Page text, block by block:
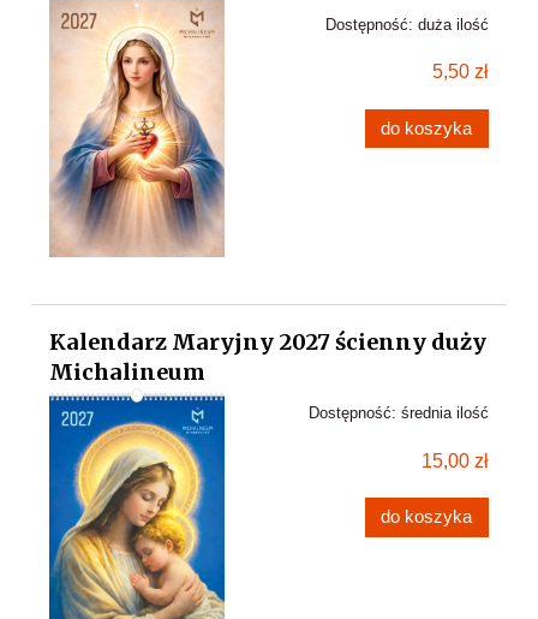
Dostępność: duża ilość
5,50 zł
do koszyka
Kalendarz Maryjny 2027 ścienny duży
Michalineum
Dostępność: średnia ilość
15,00 zł
do koszyka